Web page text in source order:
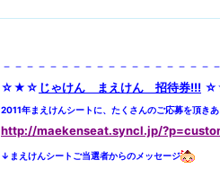
－－－－－－－－－－－－－－－－－－
☆★☆ じゃけん まえけん 招待券!!!
2011年まえけんシートに、たくさんのご応募を頂き
http://maekenseat.syncl.jp/
↓まえけんシートご当選者からのメッセージ